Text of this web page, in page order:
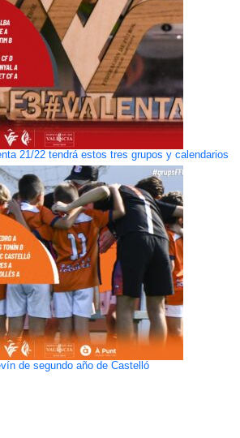
21/22 tendrá estos tres grupos y calendarios
de segundo año de Castelló